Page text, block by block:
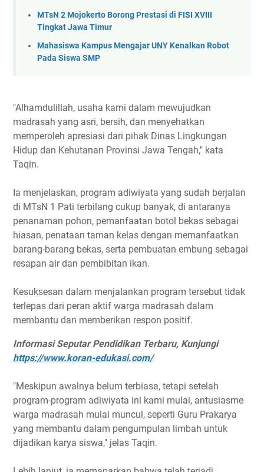
MTsN 2 Mojokerto Borong Prestasi di FISI XVIII
Tingkat Jawa Timur
Mahasiswa Kampus Mengajar UNY Kenalkan Robot
Pada Siswa SMP
"Alhamdulillah, usaha kami dalam mewujudkan
madrasah yang asri, bersih, dan menyehatkan
memperoleh apresiasi dari pihak Dinas Lingkungan
Hidup dan Kehutanan Provinsi Jawa Tengah," kata
Taqin.
Ia menjelaskan, program adiwiyata yang sudah berjalan
di MTsN 1 Pati terbilang cukup banyak, di antaranya
penanaman pohon, pemanfaatan botol bekas sebagai
hiasan, penataan taman kelas dengan memanfaatkan
barang-barang bekas, serta pembuatan embung sebagai
resapan air dan pembibitan ikan.
Kesuksesan dalam menjalankan program tersebut tidak
terlepas dari peran aktif warga madrasah dalam
membantu dan memberikan respon positif.
Informasi Seputar Pendidikan Terbaru, Kunjungi
https://www.koran-edukasi.com/
"Meskipun awalnya belum terbiasa, tetapi setelah
program-program adiwiyata ini kami mulai, antusiasme
warga madrasah mulai muncul, seperti Guru Prakarya
yang membantu dalam pengumpulan limbah untuk
dijadikan karya siswa," jelas Taqin.